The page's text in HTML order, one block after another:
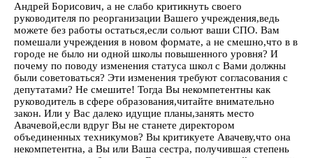
Андрей Борисович, а не слабо критикнуть своего
руководителя по реорганизации Вашего учреждения,ведь
можете без работы остаться,если сольют ваши СПО. Вам
помешали учреждения в новом формате, а не смешно,что в в
городе не было ни одной школы повышенного уровня? И
почему по поводу изменения статуса школ с Вами должны
были советоваться? Эти изменения требуют согласования с
депутатами? Не смешите! Тогда Вы некомпетентны как
руководитель в сфере образования,читайте внимательно
закон. Или у Вас далеко идущие планы,занять место
Авачевой,если вдруг Вы не станете директором
объединенных техникумов? Вы критикуете Авачеву,что она
некомпетентна, а Вы или Ваша сестра, получившая степень